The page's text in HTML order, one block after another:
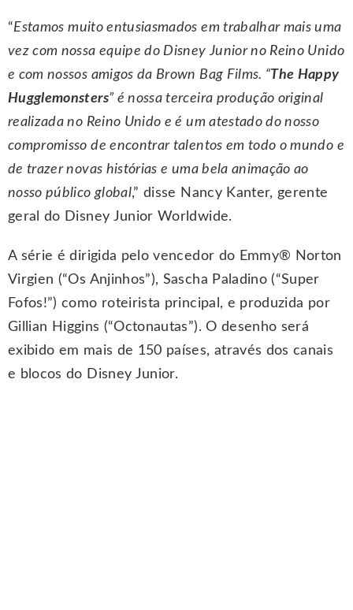
“Estamos muito entusiasmados em trabalhar mais uma
vez com nossa equipe do Disney Junior no Reino Unido
e com nossos amigos da Brown Bag Films. “The Happy
Hugglemonsters” é nossa terceira produção original
realizada no Reino Unido e é um atestado do nosso
compromisso de encontrar talentos em todo o mundo e
de trazer novas histórias e uma bela animação ao
nosso público global,” disse Nancy Kanter, gerente
geral do Disney Junior Worldwide.
A série é dirigida pelo vencedor do Emmy® Norton
Virgien (“Os Anjinhos”), Sascha Paladino (“Super
Fofos!”) como roteirista principal, e produzida por
Gillian Higgins (“Octonautas”). O desenho será
exibido em mais de 150 países, através dos canais
e blocos do Disney Junior.